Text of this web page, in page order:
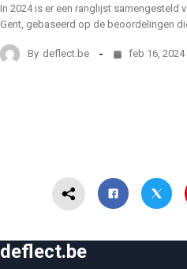
In 2024 is er een ranglijst samengesteld
Gent, gebaseerd op de beoordelingen
By deflect.be feb 16, 2024
deflect.be